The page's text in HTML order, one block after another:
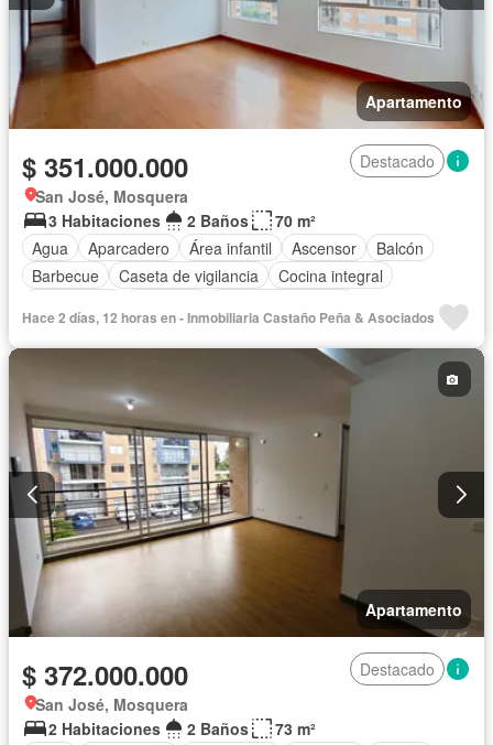
Apartamento
$ 351.000.000
Destacado
San José, Mosquera
3 Habitaciones
2 Baños
70 m²
Agua
Aparcadero Área infantil Ascensor
Balcón
Barbecue
Caseta de vigilancia
Cocina integral
Tanque de agua
Vista panorámica
Hace 2 días, 12 horas en - Inmobiliaria Castaño Peña & Asociados
Apartamento
$ 372.000.000
Destacado
San José, Mosquera
2 Habitaciones
2 Baños
73 m²